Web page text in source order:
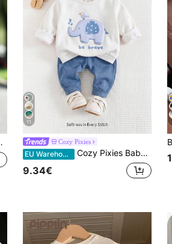
11
Cozy Pixies
EU Warehouse Cozy Pixies Baby jongen cartoon beer patroon gebreide zachte ronde hals lange mouw pullover top en effen kleur legging 2-delige set
9.34€